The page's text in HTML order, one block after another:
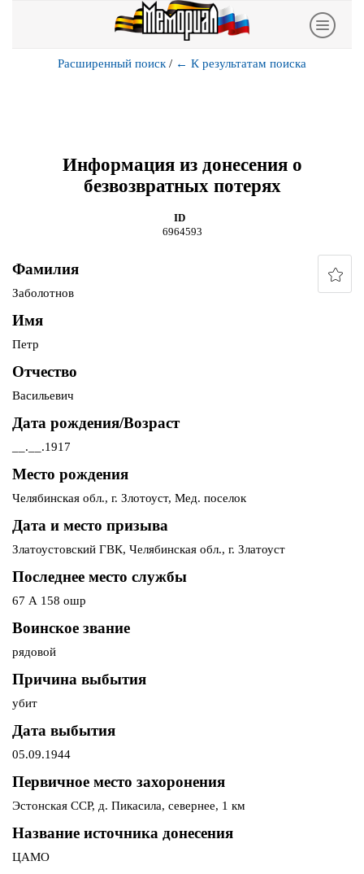
Расширенный поиск / ← К результатам поиска
Информация из донесения о
безвозвратных потерях
ID
6964593
Фамилия
Заболотнов
Имя
Петр
Отчество
Васильевич
Дата рождения/Возраст
__.__.1917
Место рождения
Челябинская обл., г. Злотоуст, Мед. поселок
Дата и место призыва
Златоустовский ГВК, Челябинская обл., г. Златоуст
Последнее место службы
67 А 158 ошр
Воинское звание
рядовой
Причина выбытия
убит
Дата выбытия
05.09.1944
Первичное место захоронения
Эстонская ССР, д. Пикасила, севернее, 1 км
Название источника донесения
ЦАМО